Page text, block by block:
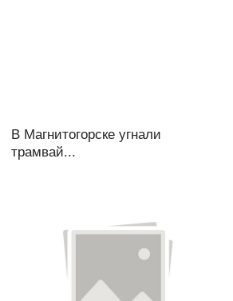
В Магнитогорске угнали
трамвай...